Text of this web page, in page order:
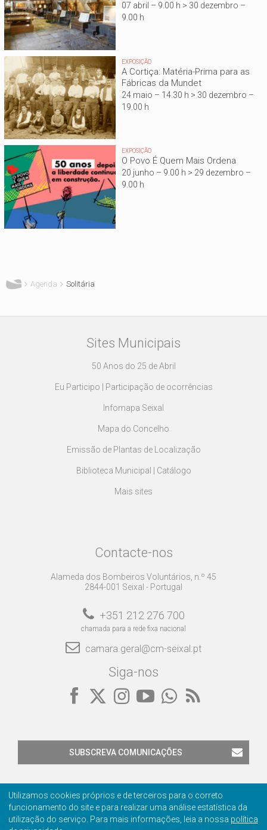
07 abril – 9.00 h > 30 dezembro –
9.00 h
EXPOSIÇÃO
A Cortiça: Matéria-Prima para as
Fábricas da Mundet
24 maio – 14.30 h > 30 dezembro –
19.00 h
EXPOSIÇÃO
O Povo É Quem Mais Ordena
20 junho – 9.00 h > 29 dezembro –
9.00 h
Agenda Solitária
Sites Municipais
50 Anos do 25 de Abril
Eu Participo | Participação de ocorrências
Infomapa Seixal
Mapa do Concelho
Emissão de Plantas de Localização
Biblioteca Municipal | Catálogo
Mais sites
Contacte-nos
Alameda dos Bombeiros Voluntários, n.º 45
2844-001 Seixal - Portugal
+351 212 276 700
chamada para a rede fixa nacional
camara.geral@cm-seixal.pt
Siga-nos
SUBSCREVA COMUNICAÇÕES
Utilizamos cookies próprios e de terceiros para o correto
funcionamento do site e para realizar uma análise estatística da
utilização do serviço. Para mais informações, leia a nossa política